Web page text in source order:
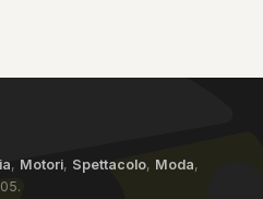
, Motori, Spettacolo, Moda,